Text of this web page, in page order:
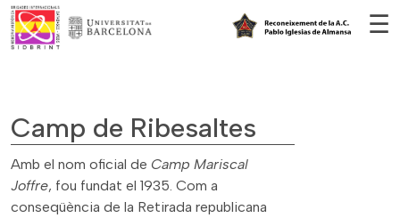
☰
Camp de Ribesaltes
Amb el nom oficial de Camp Mariscal
Joffre, fou fundat el 1935. Com a
conseqüència de la Retirada republicana